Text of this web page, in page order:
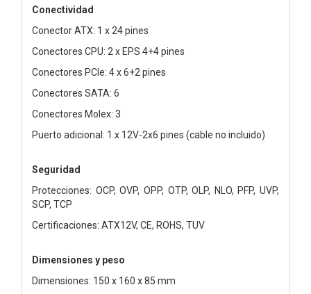
Conectividad
Conector ATX: 1 x 24 pines
Conectores CPU: 2 x EPS 4+4 pines
Conectores PCIe: 4 x 6+2 pines
Conectores SATA: 6
Conectores Molex: 3
Puerto adicional: 1 x 12V-2x6 pines (cable no incluido)
Seguridad
Protecciones: OCP, OVP, OPP, OTP, OLP, NLO, PFP, UVP,
SCP, TCP
Certificaciones: ATX12V, CE, ROHS, TUV
Dimensiones y peso
Dimensiones: 150 x 160 x 85 mm